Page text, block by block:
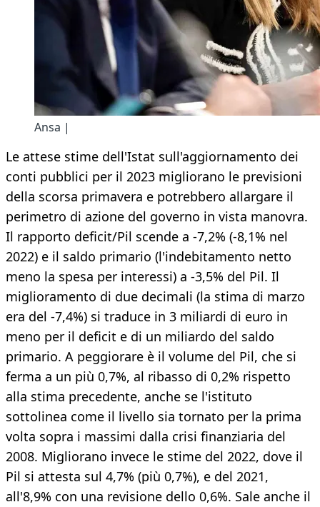
Ansa |
Le attese stime dell'Istat sull'aggiornamento dei
conti pubblici per il 2023 migliorano le previsioni
della scorsa primavera e potrebbero allargare il
perimetro di azione del governo in vista manovra.
Il rapporto deficit/Pil scende a -7,2% (-8,1% nel
2022) e il saldo primario (l'indebitamento netto
meno la spesa per interessi) a -3,5% del Pil. Il
miglioramento di due decimali (la stima di marzo
era del -7,4%) si traduce in 3 miliardi di euro in
meno per il deficit e di un miliardo del saldo
primario. A peggiorare è il volume del Pil, che si
ferma a un più 0,7%, al ribasso di 0,2% rispetto
alla stima precedente, anche se l'istituto
sottolinea come il livello sia tornato per la prima
volta sopra i massimi dalla crisi finanziaria del
2008. Migliorano invece le stime del 2022, dove il
Pil si attesta sul 4,7% (più 0,7%), e del 2021,
all'8,9% con una revisione dello 0,6%. Sale anche il